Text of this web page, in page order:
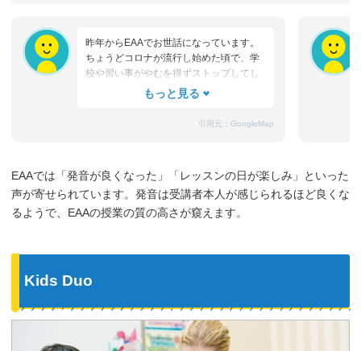
昨年からEAAでお世話になっています。
ちょうどコロナが流行し始めた頃で、学
校や習い事がやむを得ずストップしてし
まった中、Yukiko先生の前向きな姿に私
との事です。zoomレッスンの時は、楽し
そうに学んでいる様子が伝わってきま
す。学校のテストの為に英語を習うので
事があれば、Yukiko先生にLINEで気さく
す。これからもよろしくお願いします！
引用元：GoogleMap
EAAでは「発音が良くなった」「レッスンの日が楽しみ」といった
声が寄せられています。発音は受講者本人が感じられるほど良くな
るようで、EAAの授業の質の高さが窺えます。
Kids Duo